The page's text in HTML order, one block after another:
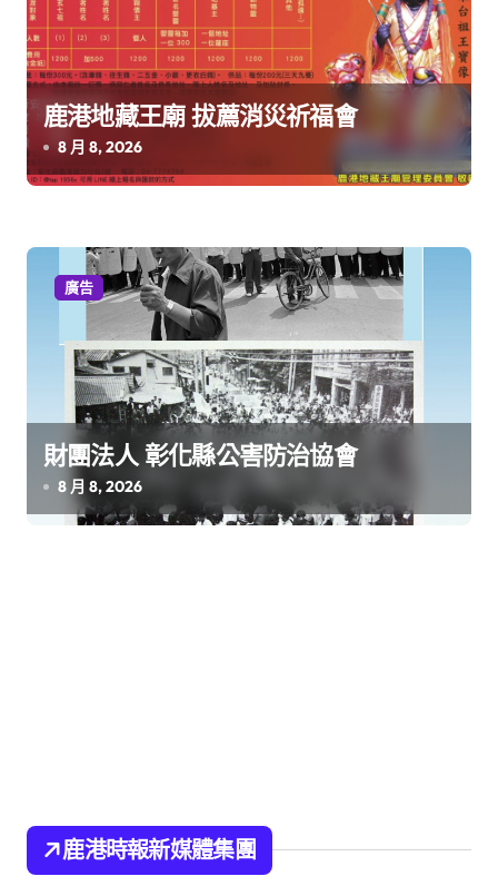
鹿港地藏王廟 拔薦消災祈福會
8 月 8, 2026
廣告
財團法人 彰化縣公害防治協會
8 月 8, 2026
鹿港時報新媒體集團